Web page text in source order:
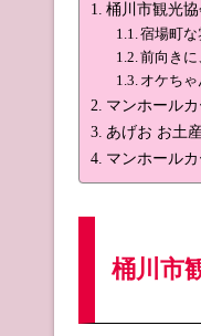
桶川市観光
宿場町
前向きに
オケち
マンホールカ
あげお お土
マンホールカ
桶川市